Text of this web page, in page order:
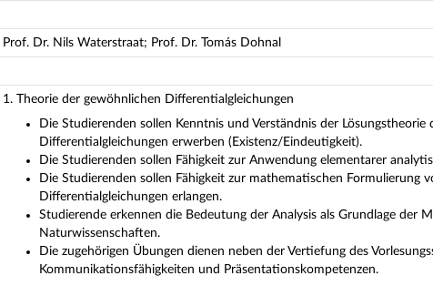
Prof. Dr. Nils Waterstraat; Prof. Dr. Tomás Dohnal
1. Theorie der gewöhnlichen Differentialgleichungen
Die Studierenden sollen Kenntnis und Verständnis der Lösungstheorie
Differentialgleichungen erwerben (Existenz/Eindeutigkeit).
Die Studierenden sollen Fähigkeit zur Anwendung elementarer
Die Studierenden sollen Fähigkeit zur mathematischen Formulierung
Differentialgleichungen erlangen.
Studierende erkennen die Bedeutung der Analysis als Grundlage der
Naturwissenschaften.
Die zugehörigen Übungen dienen neben der Vertiefung des
Kommunikationsfähigkeiten und Präsentationskompetenzen.